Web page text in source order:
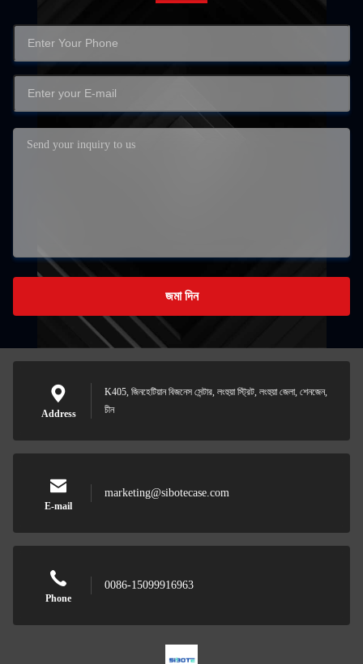
জমা দিন
Address
K405, জিনহেটিয়ান বিজনেস সেন্টার, লংহুয়া স্ট্রিট, লংহুয়া জেলা, শেনজেন,
চীন
E-mail
marketing@sibotecase.com
Phone
0086-15099916963